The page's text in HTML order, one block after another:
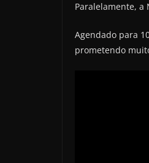
Paralelamente, a
Agendado para
prometendo